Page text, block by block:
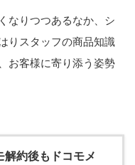
なりつつあるなか、シ
りスタッフの商品知識
お客様に寄り添う姿勢
約後もドコモメ